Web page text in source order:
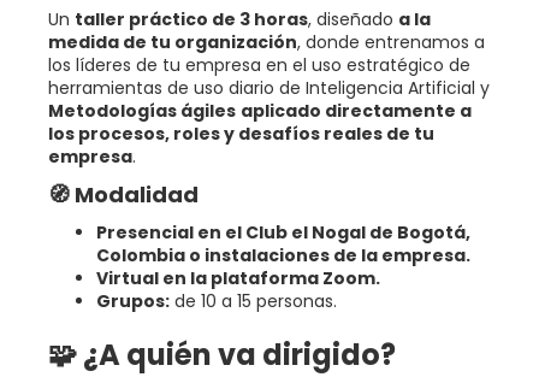
Un taller práctico de 3 horas, diseñado a la
medida de tu organización, donde entrenamos a
los líderes de tu empresa en el uso estratégico de
herramientas de uso diario de Inteligencia Artificial y
Metodologías ágiles aplicado directamente a
los procesos, roles y desafíos reales de tu
empresa.
🧭 Modalidad
Presencial en el Club el Nogal de Bogotá,
Colombia o instalaciones de la empresa.
Virtual en la plataforma Zoom.
Grupos: de 10 a 15 personas.
🧩 ¿A quién va dirigido?